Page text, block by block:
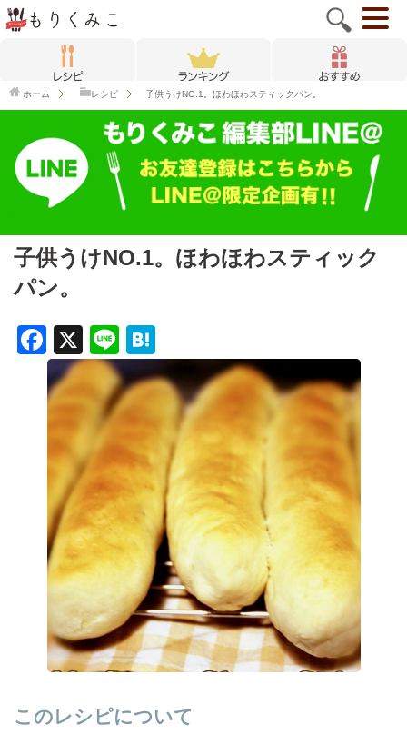
ホーム レシピ 子供うけNO.1。ほわほわスティックパン。
子供うけNO.1。ほわほわスティック
パン。
F
a
c
e
b
o
o
k
X
Li
n
e
at
e
n
a
このレシピについて